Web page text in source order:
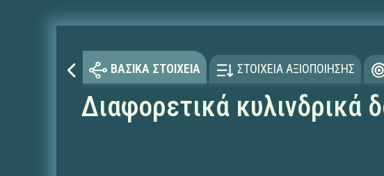
ΒΑΣΙΚΑ ΣΤΟΙΧΕΙΑ ΣΤΟΙΧΕΙΑ ΑΞΙΟΠΟΙΗΣΗΣ
Διαφορετικά κυλινδρικά